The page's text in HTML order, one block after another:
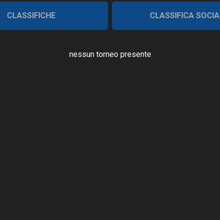
CLASSIFICHE CLASSIFICA
nessun torneo presente